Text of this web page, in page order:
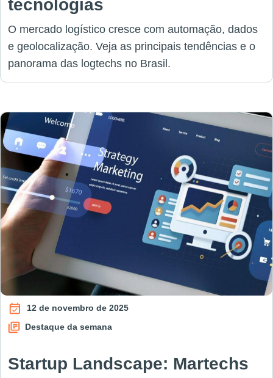
tecnologias
O mercado logístico cresce com automação, dados
e geolocalização. Veja as principais tendências e o
panorama das logtechs no Brasil.
12 de novembro de 2025
Destaque da semana
Startup Landscape: Martechs